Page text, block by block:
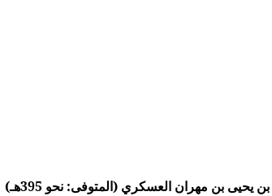
بن مهران العسكري (المتوفى: نحو 395هـ)